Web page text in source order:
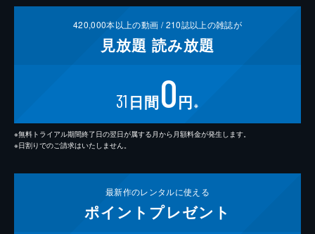
420,000本以上の動画 /210誌以上の雑誌が
見放題 読み放題
31 日間0円 ※
※無料トライアル期間終了日の翌日が属する月から月額料金が発生します。
※日割りでのご請求はいたしません。
最新作のレンタルに使える
ポイント プレゼント